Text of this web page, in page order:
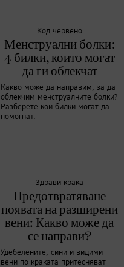
Код червено
Менструални болки:
4 билки, които могат
да ги облекчат
Какво може да направим, за да
облекчим менструалните болки?
Разберете кои билки могат да
помогнат.
Здрави крака
Предотвратяване
появата на разширени
вени: Какво може да
се направи?
Удебелените, сини и видими
вени по краката притесняват